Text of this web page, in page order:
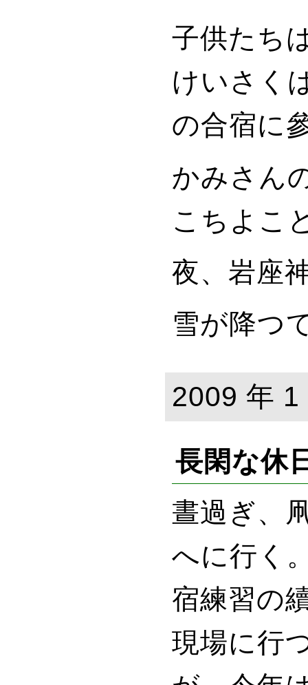
子供たち
けいさく
の合宿に
かみさん
こちよこ
夜、岩座
雪が降つ
2009 年
長閑な休
晝過ぎ、
へに行く
宿練習の
現場に行